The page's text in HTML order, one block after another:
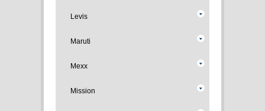
Levis
Maruti
Mexx
Mission